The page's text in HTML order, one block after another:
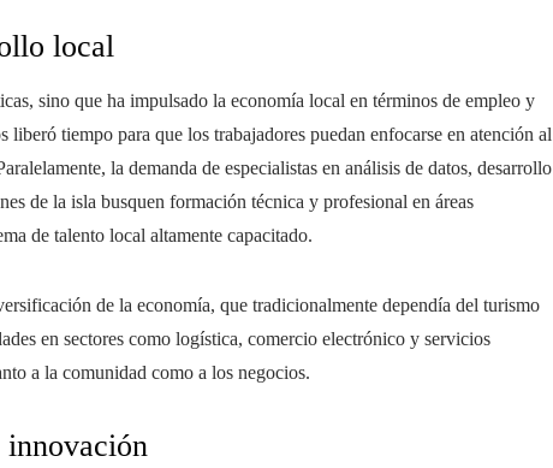
local
sino que ha impulsado la economía local en términos de empleo y
tiempo para que los trabajadores puedan enfocarse en atención al
la demanda de especialistas en análisis de datos, desarrollo
de la isla busquen formación técnica y profesional en áreas
de talento local altamente capacitado.
de la economía, que tradicionalmente dependía del turismo
en sectores como logística, comercio electrónico y servicios
a la comunidad como a los negocios.